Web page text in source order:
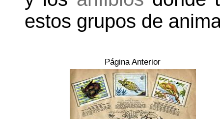
estos grupos de
Página Anterior